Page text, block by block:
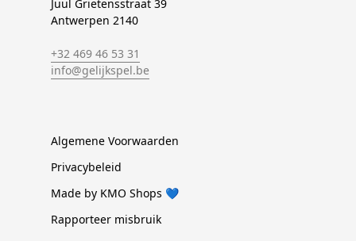
Juul Grietensstraat 39
Antwerpen 2140
+32 469 46 53 31
info@gelijkspel.be
Algemene Voorwaarden
Privacybeleid
Made by KMO Shops 💙
Rapporteer misbruik